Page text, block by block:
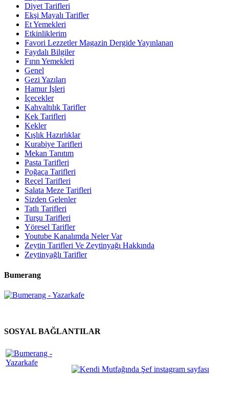
Diyet Tarifleri
Ekşi Mayalı Tarifler
Et Yemekleri
Etkinliklerim
Favori Lezzetler Magazin Dergide Yayınlanan
Faydalı Bilgiler
Fırın Yemekleri
Genel
Gezi Yazıları
Hamur İşleri
İçecekler
Kahvaltılık Tarifler
Kek Tarifleri
Kekler
Kışlık Hazırlıklar
Kurabiye Tarifleri
Mekan Tanıtım
Pasta Tarifleri
Poğaça Tarifleri
Reçel Tarifleri
Salata Meze Tarifleri
Sizden Gelenler
Tatlı Tarifleri
Turşu Tarifleri
Yöresel Tarifler
Youtube Kanalımda Neler Var
Zeytin Tarifleri Ve Zeytinyağı Hakkında
Zeytinyağlı Tarifler
Bumerang
SOSYAL BAĞLANTILAR